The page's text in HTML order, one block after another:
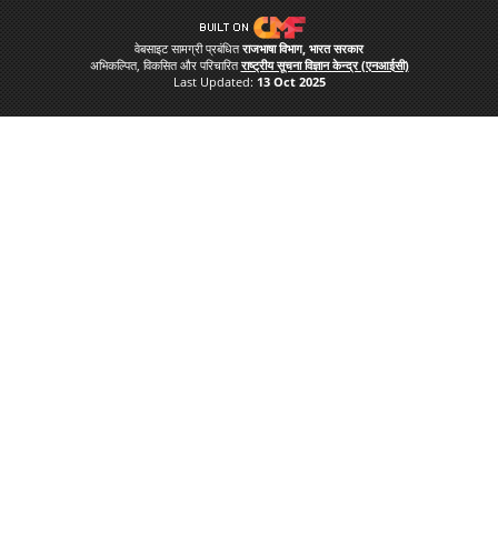
वेबसाइट सामग्री प्रबंधितराजभाषा विभाग, भारत सरकार
अभिकल्पित, विकसित और परिचारितराष्ट्रीय सूचना विज्ञान केन्द्र (एनआईसी)
Last Updated: 13 Oct 2025